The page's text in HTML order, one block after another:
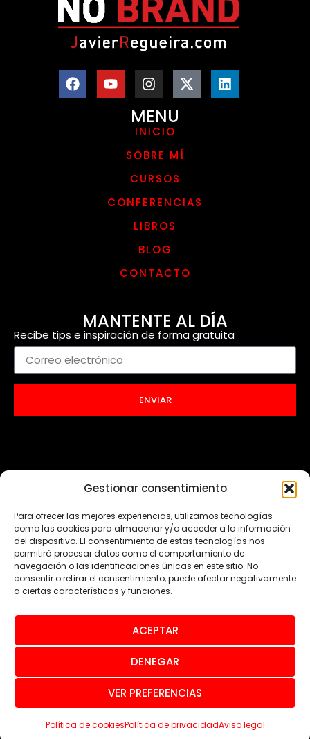
Gestionar consentimiento
Para ofrecer las mejores experiencias, utilizamos tecnologías
como las cookies para almacenar y/o acceder a la información
del dispositivo. El consentimiento de estas tecnologías nos
permitirá procesar datos como el comportamiento de
navegación o las identificaciones únicas en este sitio. No
consentir o retirar el consentimiento, puede afectar negativamente
a ciertas características y funciones.
ACEPTAR
DENEGAR
VER PREFERENCIAS
Política de cookiesPolítica de privacidadAviso legal
MENU
INICIO
SOBRE MÍ
CURSOS
CONFERENCIAS
LIBROS
BLOG
CONTACTO
MANTENTE AL DÍA
Recibe tips e inspiración de forma gratuita
ENVIAR
© Todos los derechos reservados 2024
Aviso legal Política de privacidad Política de cookies